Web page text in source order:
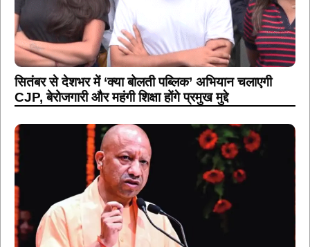
सितंबर से देशभर में ‘क्या बोलती पब्लिक’ अभियान चलाएगी
CJP, बेरोजगारी और महंगी शिक्षा होंगे प्रमुख मुद्दे